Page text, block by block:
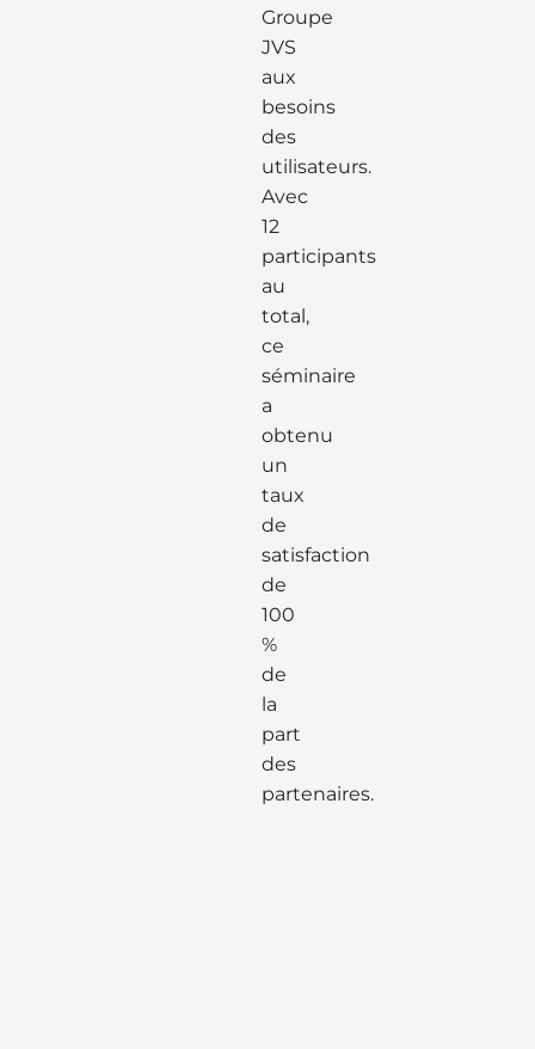
Groupe
JVS
aux
besoins
des
utilisateurs.
Avec
12
participants
au
total,
ce
séminaire
a
obtenu
un
taux
de
satisfaction
de
100
%
de
la
part
des
partenaires.